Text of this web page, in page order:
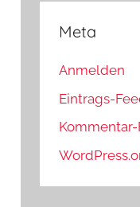
Meta
Anmelden
Eintrags-
Kommentar-